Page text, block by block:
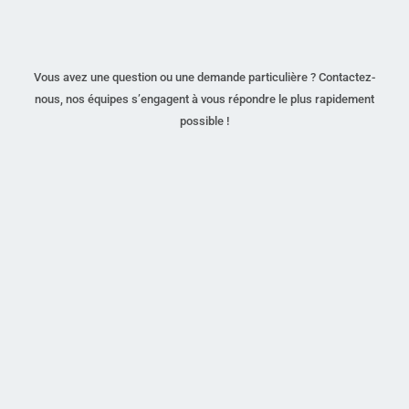
Vous avez une question ou une demande particulière ? Contactez-
nous, nos équipes s’engagent à vous répondre le plus rapidement
possible !